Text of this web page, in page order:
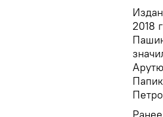
2018
Ранее